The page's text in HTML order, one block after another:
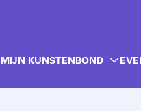
MIJN KUNSTENBOND